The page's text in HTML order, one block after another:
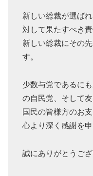
新しい総裁が選ば
対して果たすべき
新しい総裁にその
す。
少数与党であるに
の自民党、そして友
国民の皆様方のお
心より深く感謝を申
誠にありがとうござ